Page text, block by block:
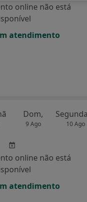
online não está
atendimento
Dom,
9 Ago 10 Ago
online não está
atendimento